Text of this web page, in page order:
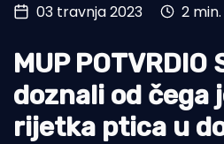
Pomorstvo
Ekologija
Tradicija i kultura
03 travnja 2023 2
MUP
doznali od čega
rijetka ptica u